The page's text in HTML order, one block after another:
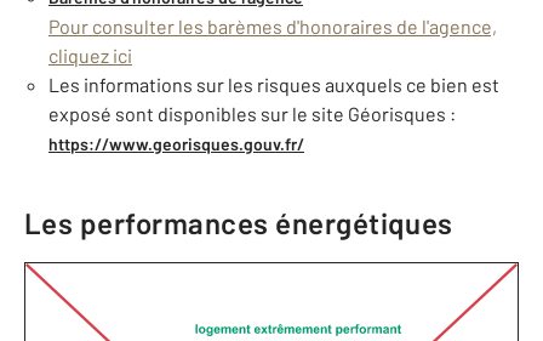
Pour consulter les barèmes d'honoraires de l'agence,
cliquez ici
Les informations sur les risques auxquels ce bien est
exposé sont disponibles sur le site Géorisques :
https://www.georisques.gouv.fr/
Les performances énergétiques